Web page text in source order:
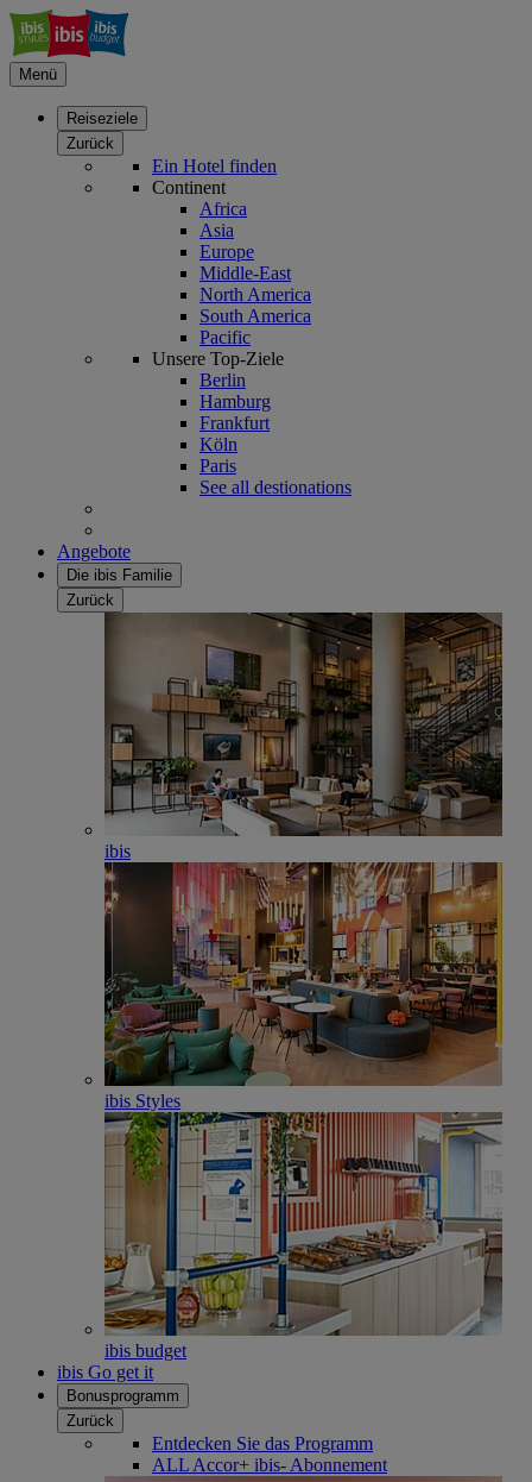
Menü
Reiseziele
Zurück
Ein Hotel finden
Continent
Africa
Asia
Europe
Middle-East
North America
South America
Pacific
Unsere Top-Ziele
Berlin
Hamburg
Frankfurt
Köln
Paris
See all destionations
Angebote
Die ibis Familie
Zurück
ibis
ibis Styles
ibis budget
ibis Go get it
Bonusprogramm
Zurück
Entdecken Sie das Programm
ALL Accor+ ibis- Abonnement